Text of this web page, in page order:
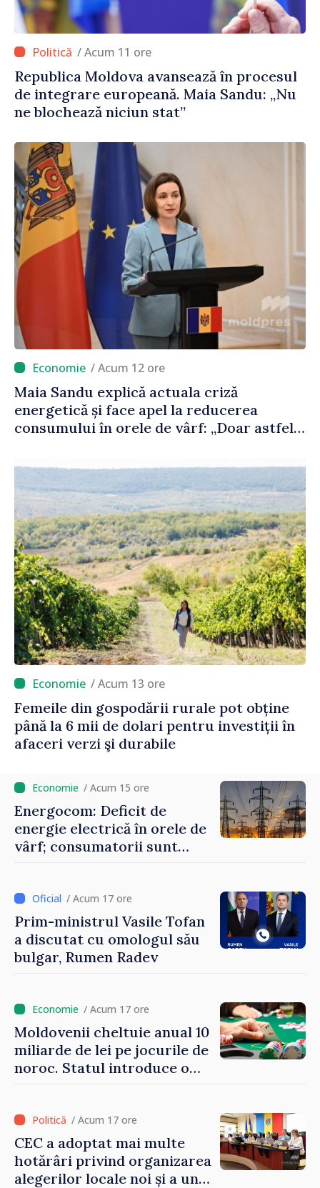
/ Acum 11 ore
Republica Moldova avansează în procesul
de integrare europeană. Maia Sandu: „Nu
ne blochează niciun stat”
/ Acum 12 ore
Maia Sandu explică actuala criză
energetică și face apel la reducerea
consumului în orele de vârf: „Doar astfel
mic”
/ Acum 13 ore
Femeile din gospodării rurale pot obține
până la 6 mii de dolari pentru investiții în
afaceri verzi şi durabile
/ Acum 15 ore
Energocom: Deficit de
energie electrică în orele de
vârf; consumatorii sunt
/ Acum 17 ore
Prim-ministrul Vasile Tofan
a discutat cu omologul său
bulgar, Rumen Radev
/ Acum 17 ore
Moldovenii cheltuie anual 10
miliarde de lei pe jocurile de
noroc. Statul introduce o
la buget / Acum 17 ore
CEC a adoptat mai multe
hotărâri privind organizarea
alegerilor locale noi și a unui